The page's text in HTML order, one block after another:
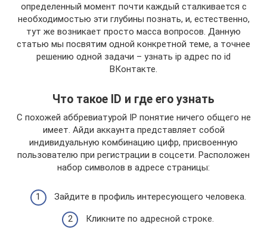
определенный момент почти каждый сталкивается с
необходимостью эти глубины познать, и, естественно,
тут же возникает просто масса вопросов. Данную
статью мы посвятим одной конкретной теме, а точнее
решению одной задачи – узнать ip адрес по id
ВКонтакте.
Что такое ID и где его узнать
C похожей аббревиатурой IP понятие ничего общего не
имеет. Айди аккаунта представляет собой
индивидуальную комбинацию цифр, присвоенную
пользователю при регистрации в соцсети. Расположен
набор символов в адресе страницы:
Зайдите в профиль интересующего человека.
Кликните по адресной строке.